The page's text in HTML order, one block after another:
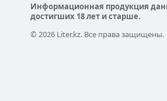
Информационная продукция
достигших 18 лет и старше.
© 2026 Liter.kz. Все права защищены.